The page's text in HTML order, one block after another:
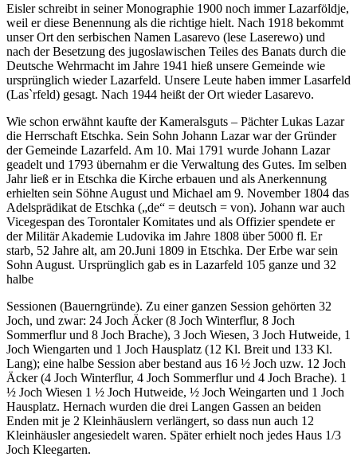
Eisler schreibt in seiner Monographie 1900 noch immer Lazarföldje,
weil er diese Benennung als die richtige hielt. Nach 1918 bekommt
unser Ort den serbischen Namen Lasarevo (lese Laserewo) und
nach der Besetzung des jugoslawischen Teiles des Banats durch die
Deutsche Wehrmacht im Jahre 1941 hieß unsere Gemeinde wie
ursprünglich wieder Lazarfeld. Unsere Leute haben immer Lasarfeld
(Las`rfeld) gesagt. Nach 1944 heißt der Ort wieder Lasarevo.
Wie schon erwähnt kaufte der Kameralsguts – Pächter Lukas Lazar
die Herrschaft Etschka. Sein Sohn Johann Lazar war der Gründer
der Gemeinde Lazarfeld. Am 10. Mai 1791 wurde Johann Lazar
geadelt und 1793 übernahm er die Verwaltung des Gutes. Im selben
Jahr ließ er in Etschka die Kirche erbauen und als Anerkennung
erhielten sein Söhne August und Michael am 9. November 1804 das
Adelsprädikat de Etschka („de“ = deutsch = von). Johann war auch
Vicegespan des Torontaler Komitates und als Offizier spendete er
der Militär Akademie Ludovika im Jahre 1808 über 5000 fl. Er
starb, 52 Jahre alt, am 20.Juni 1809 in Etschka. Der Erbe war sein
Sohn August. Ursprünglich gab es in Lazarfeld 105 ganze und 32
halbe
Sessionen (Bauerngründe). Zu einer ganzen Session gehörten 32
Joch, und zwar: 24 Joch Äcker (8 Joch Winterflur, 8 Joch
Sommerflur und 8 Joch Brache), 3 Joch Wiesen, 3 Joch Hutweide, 1
Joch Wiengarten und 1 Joch Hausplatz (12 Kl. Breit und 133 Kl.
Lang); eine halbe Session aber bestand aus 16 ½ Joch uzw. 12 Joch
Äcker (4 Joch Winterflur, 4 Joch Sommerflur und 4 Joch Brache). 1
½ Joch Wiesen 1 ½ Joch Hutweide, ½ Joch Weingarten und 1 Joch
Hausplatz. Hernach wurden die drei Langen Gassen an beiden
Enden mit je 2 Kleinhäuslern verlängert, so dass nun auch 12
Kleinhäusler angesiedelt waren. Später erhielt noch jedes Haus 1/3
Joch Kleegarten.